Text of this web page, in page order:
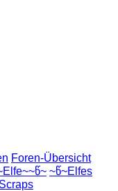
Foren-Übersicht
~წ~Elfes